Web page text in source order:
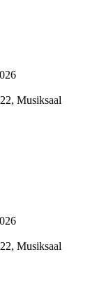
Musiksaal
Musiksaal